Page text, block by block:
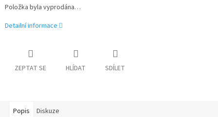
Položka byla vyprodána…
Detailní informace
ZEPTAT SE HLÍDAT SDÍLET
Popis Diskuze